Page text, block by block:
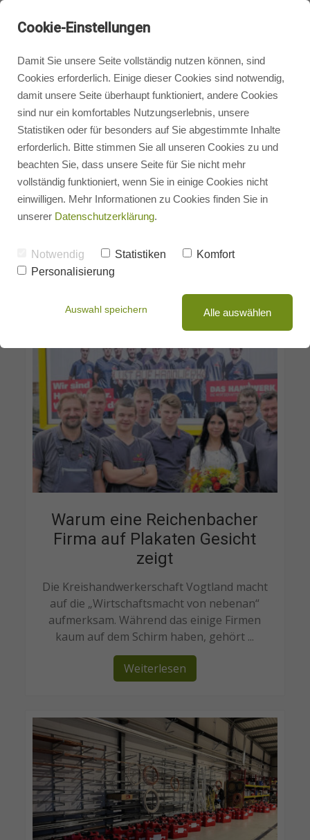
Badgestaltung
Heizungsbau
Heizungsrechner
Photovoltaik
Kundendienst
Blog
Laufend spannende News &
Referenzen
In unseren Projektberichten schreiben wir
regelmäßig, wofür wir mit Leidenschaft täglich
arbeiten. Wenn Sie sich für einen bestimmten
Warum eine Reichenbacher
Firma auf Plakaten Gesicht
zeigt
Die Kreishandwerkerschaft Vogtland macht
auf die „Wirtschaftsmacht von nebenan“
aufmerksam. Während das einige Firmen
kaum auf dem Schirm haben, gehört ...
Weiterlesen
Cookie-Einstellungen
Damit Sie unsere Seite vollständig nutzen können, sind
Cookies erforderlich. Einige dieser Cookies sind notwendig,
damit unsere Seite überhaupt funktioniert, andere Cookies
sind nur ein komfortables Nutzungserlebnis, unsere
Statistiken oder für besonders auf Sie abgestimmte Inhalte
erforderlich. Bitte stimmen Sie all unseren Cookies zu und
beachten Sie, dass unsere Seite für Sie nicht mehr
vollständig funktioniert, wenn Sie in einige Cookies nicht
einwilligen. Mehr Informationen zu Cookies finden Sie in
unserer Datenschutzerklärung.
Notwendig Statistiken
Komfort
Personalisierung
Auswahl speichern Alle auswählen